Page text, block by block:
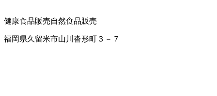
健康食品販売自然食品販売
福岡県久留米市山川沓形町３－７